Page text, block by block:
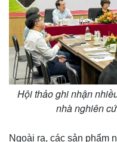
Kinh tế
Bất động sản
Khởi nghiệp
Hội thảo ghi nhận
nhà nghiên
Ngoài ra, các sản phẩm